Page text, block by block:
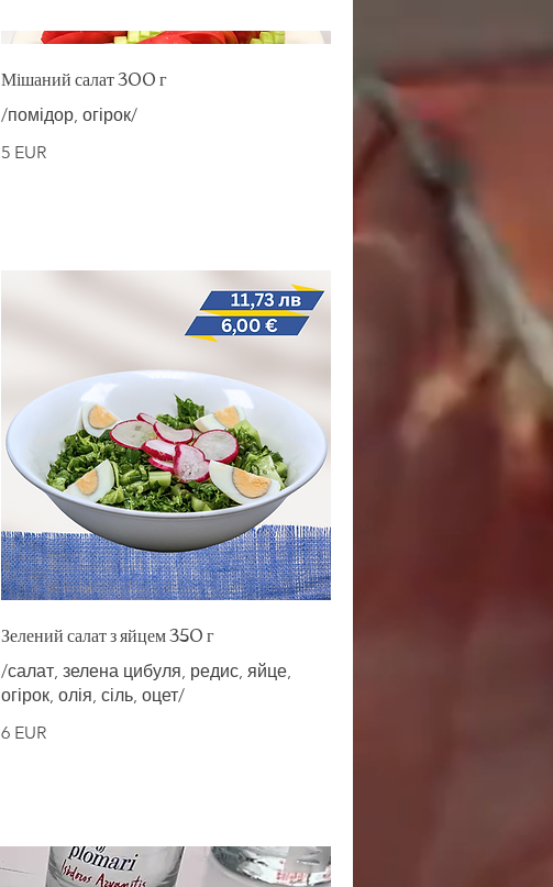
Мішаний салат 300 г
/помідор, огірок/
5 EUR
Зелений салат з яйцем 350 г
/салат, зелена цибуля, редис, яйце,
огірок, олія, сіль, оцет/
6 EUR